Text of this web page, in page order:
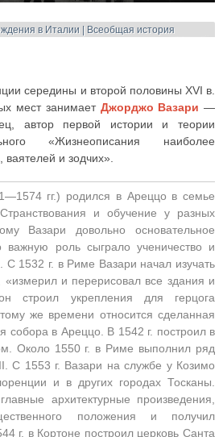
в Италии | Всеобщая история
середины и второй половины XVI в.
мест занимает Джорджо Вазари —
автор первой истории и теории
«Жизнеописания наиболее
и зодчих».
гг.) родился в Ареццо в семье
и обучение у разных
Вазари довольно основательное
важную роль сыграло ученичество и
1532 г. в Риме Вазари начал изучать
«измерил и перерисовал все здания и
строил укрепления для герцога
же времени относится сделанная
собора в Ареццо. В 1542 г. построил в
Около 1550 г. в Риме выполнил ряд
С 1553 г. Вазари на службе у Козимо
и в других городах Тосканы.
архитектурные произведения,
положения и получил
г. в Кортоне построил церковь Санта